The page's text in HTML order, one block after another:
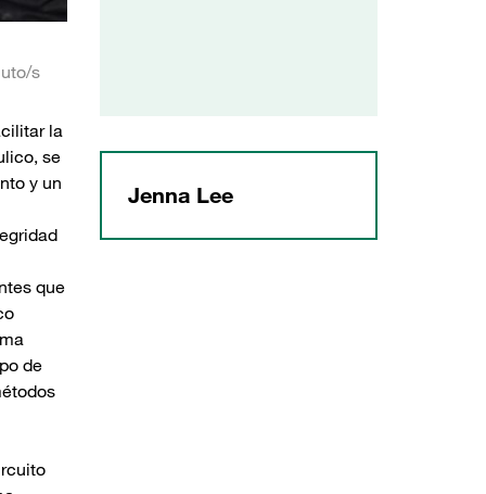
s
la
se
y un
que
de
Jenna Lee